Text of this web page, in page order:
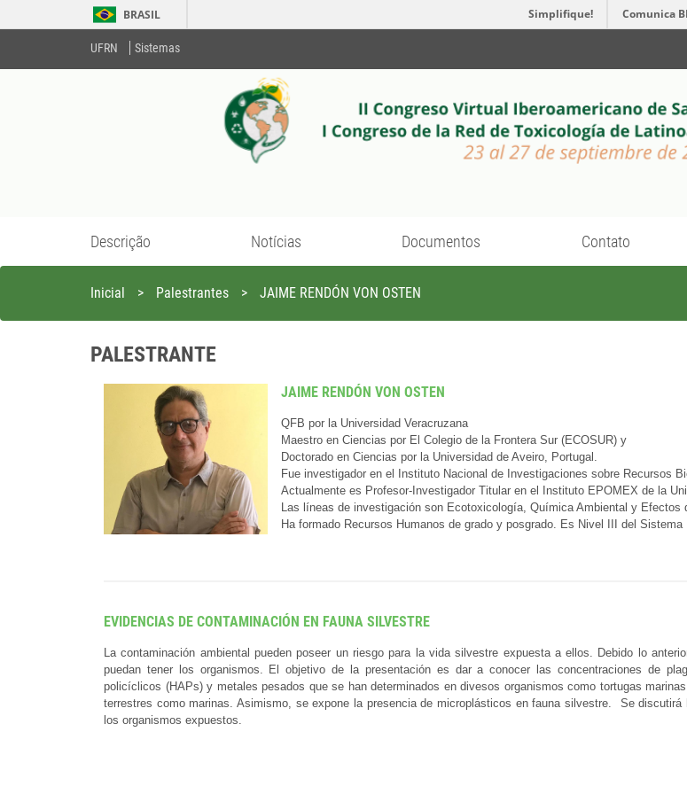
BRASIL Simplifique! Comunica
UFRN Sistemas
Descrição Notícias Documentos Contato
Inicial > Palestrantes > JAIME RENDÓN VON OSTEN
PALESTRANTE
JAIME RENDÓN VON OSTEN
QFB por la Universidad Veracruzana
Maestro en Ciencias por El Colegio de la Frontera Sur (ECOSUR) y
Doctorado en Ciencias por la Universidad de Aveiro, Portugal.
Fue investigador en el Instituto Nacional de Investigaciones sobre Recursos
Actualmente es Profesor-Investigador Titular en el Instituto EPOMEX de la
Las líneas de investigación son Ecotoxicología, Química Ambiental y Efectos
Ha formado Recursos Humanos de grado y posgrado. Es Nivel III del
EVIDENCIAS DE CONTAMINACIÓN EN FAUNA SILVESTRE
La contaminación ambiental pueden poseer un riesgo para la vida silvestre expuesta a ellos. Debido lo
puedan tener los organismos. El objetivo de la presentación es dar a conocer las concentraciones de
policíclicos (HAPs) y metales pesados que se han determinados en divesos organismos como tortugas
terrestres como marinas. Asimismo, se expone la presencia de microplásticos en fauna silvestre. Se
los organismos expuestos.